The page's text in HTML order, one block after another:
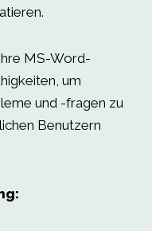
MS-Word-
um
und -fragen zu
Benutzern